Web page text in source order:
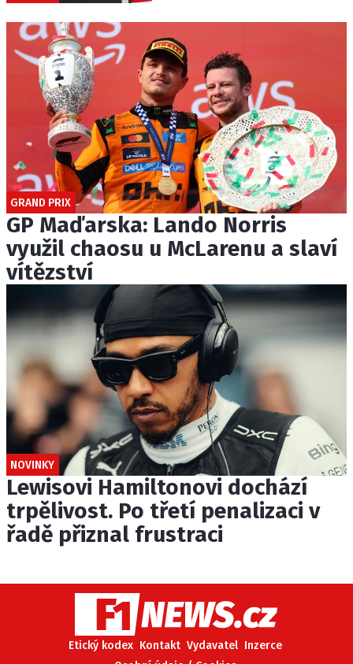
GRAND PRIX
GP Maďarska: Lando Norris
využil chaosu u McLarenu a slaví
vítězství
NOVINKY
Lewisovi Hamiltonovi dochází
trpělivost. Po třetí penalizaci v
řadě přiznal frustraci
Etický kodex Kontakt Vydavatel Inzerce